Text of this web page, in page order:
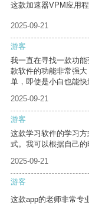
这款加速器VPM应用
2025-09-21
游客
我一直在寻找一款功
款软件的功能非常强
单，即使是小白也能快
2025-09-21
游客
这款学习软件的学习
式。我可以根据自己的
2025-09-21
游客
这款app的老师非常专